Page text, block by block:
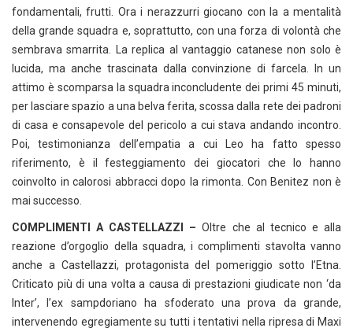
fondamentali, frutti. Ora i nerazzurri giocano con la a mentalità
della grande squadra e, soprattutto, con una forza di volontà che
sembrava smarrita. La replica al vantaggio catanese non solo è
lucida, ma anche trascinata dalla convinzione di farcela. In un
attimo è scomparsa la squadra inconcludente dei primi 45 minuti,
per lasciare spazio a una belva ferita, scossa dalla rete dei padroni
di casa e consapevole del pericolo a cui stava andando incontro.
Poi, testimonianza dell’empatia a cui Leo ha fatto spesso
riferimento, è il festeggiamento dei giocatori che lo hanno
coinvolto in calorosi abbracci dopo la rimonta. Con Benitez non è
mai successo.
COMPLIMENTI A CASTELLAZZI – Oltre che al tecnico e alla
reazione d’orgoglio della squadra, i complimenti stavolta vanno
anche a Castellazzi, protagonista del pomeriggio sotto l’Etna.
Criticato più di una volta a causa di prestazioni giudicate non ‘da
Inter’, l’ex sampdoriano ha sfoderato una prova da grande,
intervenendo egregiamente su tutti i tentativi nella ripresa di Maxi